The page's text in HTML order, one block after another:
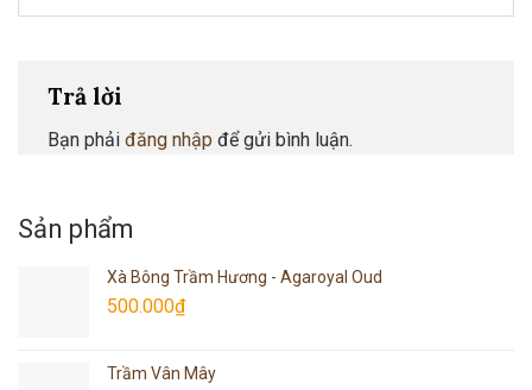
Trả lời
Bạn phải đăng nhập để gửi bình luận.
Sản phẩm
Xà Bông Trầm Hương - Agaroyal Oud
500.000₫
Trầm Vân Mây